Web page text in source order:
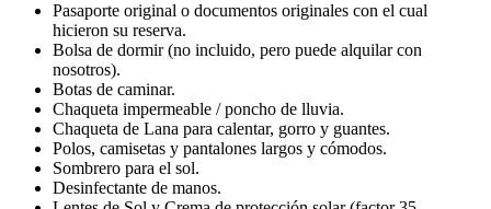
Pasaporte original o documentos originales con el cual
hicieron su reserva.
Bolsa de dormir (no incluido, pero puede alquilar con
nosotros).
Botas de caminar.
Chaqueta impermeable / poncho de lluvia.
Chaqueta de Lana para calentar, gorro y guantes.
Polos, camisetas y pantalones largos y cómodos.
Sombrero para el sol.
Desinfectante de manos.